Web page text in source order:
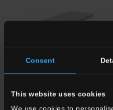
Consent
This website uses cookies
G3WD10RG12
Lineare HWD 10 Rett.